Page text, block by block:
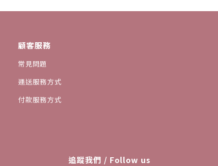
顧客服務
常見問題
運送服務方式
付款服務方式
追蹤我們 / Follow us